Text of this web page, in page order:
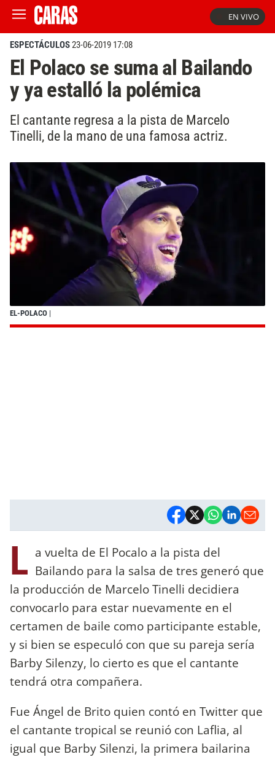
EN VIVO
ESPECTÁCULOS23-06-2019 17:08
El Polaco se suma al Bailando
y ya estalló la polémica
El cantante regresa a la pista de Marcelo
Tinelli, de la mano de una famosa actriz.
EL-POLACO |
L a vuelta de El Pocalo a la pista del
Bailando para la salsa de tres generó que
la producción de Marcelo Tinelli decidiera
convocarlo para estar nuevamente en el
certamen de baile como participante estable,
y si bien se especuló con que su pareja sería
Barby Silenzy, lo cierto es que el cantante
tendrá otra compañera.
Fue Ángel de Brito quien contó en Twitter que
el cantante tropical se reunió con Laflia, al
igual que Barby Silenzi, la primera bailarina